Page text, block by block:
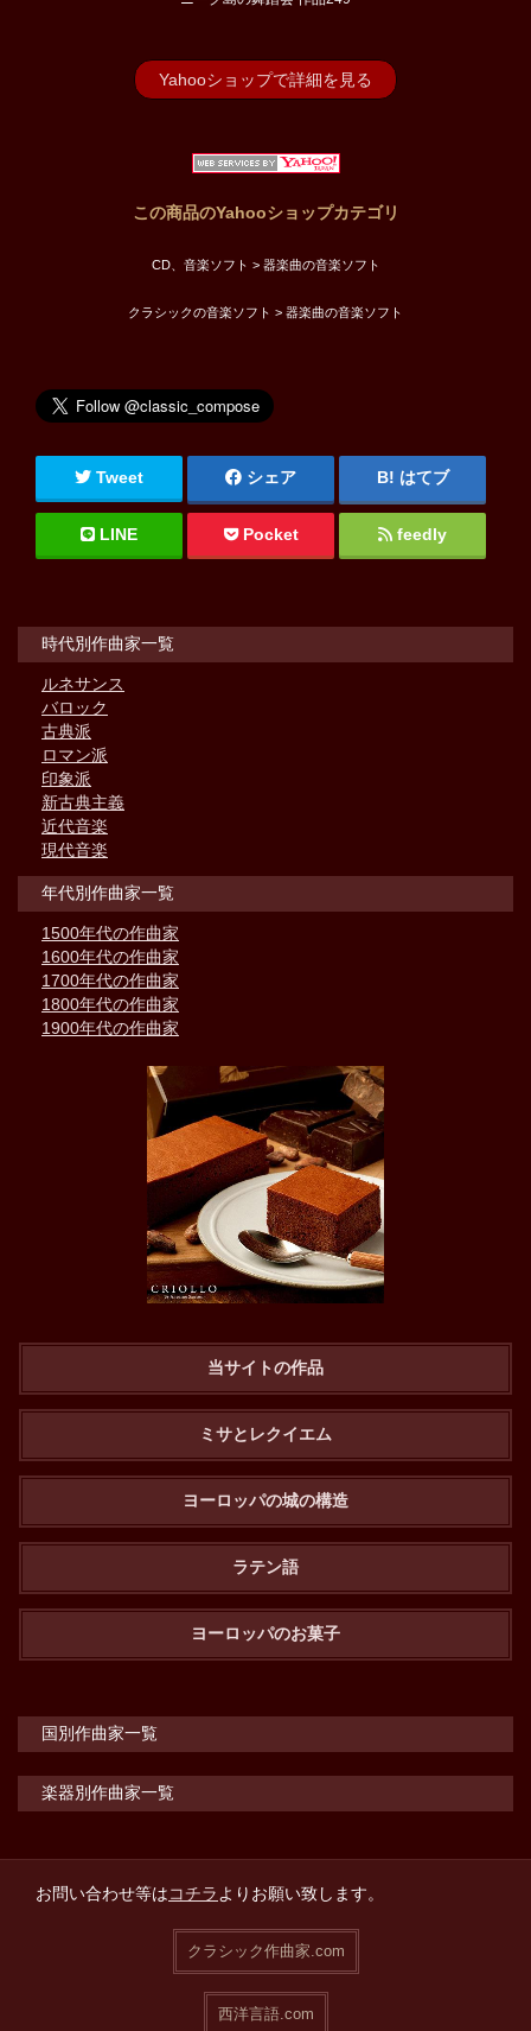
Yahooショップで詳細を見る
この商品のYahooショップカテゴリ
CD、音楽ソフト > 器楽曲の音楽ソフト
クラシックの音楽ソフト > 器楽曲の音楽ソフト
Tweet シェア はてブ
LINE Pocket feedly
時代別作曲家一覧
ルネサンス
バロック
古典派
ロマン派
印象派
新古典主義
近代音楽
現代音楽
年代別作曲家一覧
1500年代の作曲家
1600年代の作曲家
1700年代の作曲家
1800年代の作曲家
1900年代の作曲家
当サイトの作品
ミサとレクイエム
ヨーロッパの城の構造
ラテン語
ヨーロッパのお菓子
国別作曲家一覧
楽器別作曲家一覧
お問い合わせ等はコチラよりお願い致します。
クラシック作曲家.com
西洋言語.com